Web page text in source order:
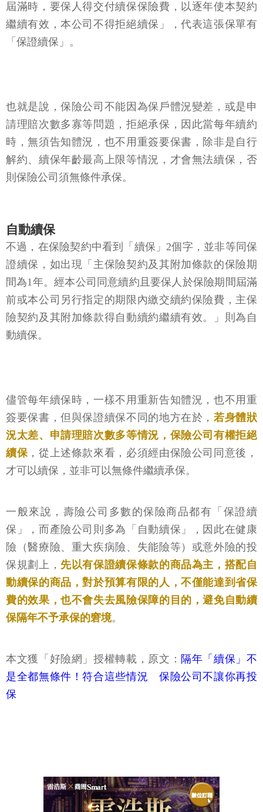
屆滿時，要保人得交付續保保險費，以逐年使本契約
繼續有效，本公司不得拒絕續保」，代表這張保單有
「保證續保」。
也就是說，保險公司不能因為保戶體況變差，或是申
請理賠次數多寡等問題，拒絕承保，因此當每年續約
時，無須告知體況，也不用重簽要保書，除非是自行
解約、續保年齡最高上限等情況，才會無法續保，否
則保險公司須無條件承保。
自動續保
不過，在保險契約中看到「續保」2個字，並非等同保
證續保，如出現「主保險契約及其附加條款的保險期
間為1年。經本公司同意續約且要保人於保險期間屆滿
前或本公司另行指定的期限內繳交續約保險費，主保
險契約及其附加條款得自動續約繼續有效。」則為自
動續保。
儘管每年續保時，一樣不用重新告知體況，也不用重
簽要保書，但與保證續保不同的地方在於，若身體狀
況太差、申請理賠次數多等情況，保險公司有權拒絕
續保，從上述條款來看，必須經由保險公司同意後，
才可以續保，並非可以無條件繼續承保。
一般來說，壽險公司多數的保險商品都有「保證續
保」，而產險公司則多為「自動續保」，因此在健康
險（醫療險、重大疾病險、失能險等）或意外險的投
保規劃上， 先以有保證續保條款的商品為主，搭配自
動續保的商品，對於預算有限的人，不僅能達到省保
費的效果，也不會失去風險保障的目的，避免自動續
保隔年不予承保的窘境。
本文獲「好險網」授權轉載，原文： 隔年「續保」不
是全都無條件！符合這些情況 保險公司不讓你再投
保